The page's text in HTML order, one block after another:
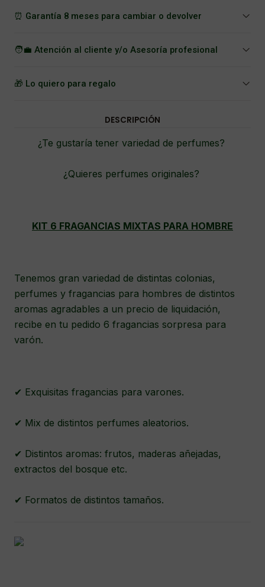
⏰ Garantía 8 meses para cambiar o devolver
🧑‍💼 Atención al cliente y/o Asesoría profesional
🎁 Lo quiero para regalo
DESCRIPCIÓN
¿Te gustaría tener variedad de perfumes?
¿Quieres perfumes originales?
KIT 6 FRAGANCIAS MIXTAS PARA HOMBRE
Tenemos gran variedad de distintas colonias,
perfumes y fragancias para hombres de distintos
aromas agradables a un precio de liquidación,
recibe en tu pedido 6 fragancias sorpresa para
varón.
✔ Exquisitas fragancias para varones.
✔ Mix de distintos perfumes aleatorios.
✔ Distintos aromas: frutos, maderas añejadas,
extractos del bosque etc.
✔ Formatos de distintos tamaños.